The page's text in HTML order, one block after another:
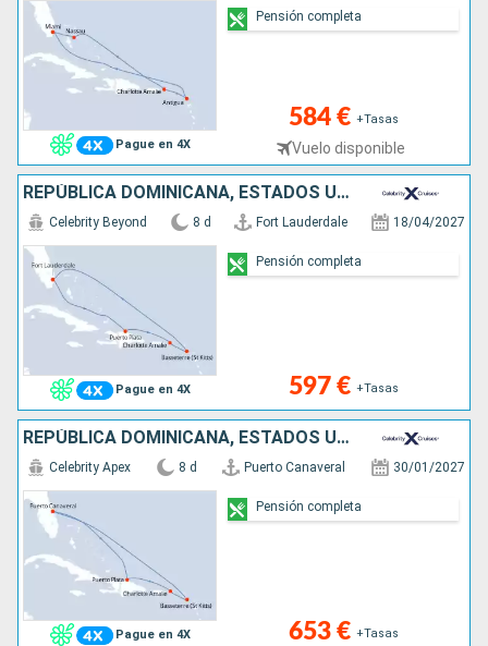
Pague en 4X
584 € +Tasas
Vuelo disponible
Pensión completa
REPÚBLICA DOMINICANA, ESTADOS UNIDOS
Pague en 4X
Celebrity Beyond 8 d Fort Lauderdale 18/04/2027
597 € +Tasas
Pensión completa
REPÚBLICA DOMINICANA, ESTADOS UNIDOS
Pague en 4X
Celebrity Apex 8 d Puerto Canaveral 30/01/2027
653 € +Tasas
Pensión completa